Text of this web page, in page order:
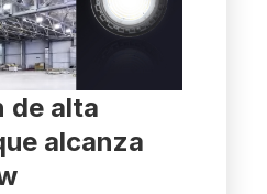
de alta
alcanza